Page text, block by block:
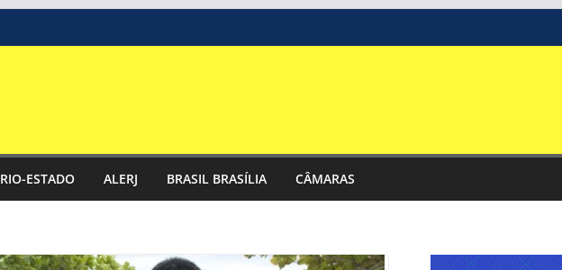
RIO-ESTADO ALERJ BRASIL BRASÍLIA CÂMARAS